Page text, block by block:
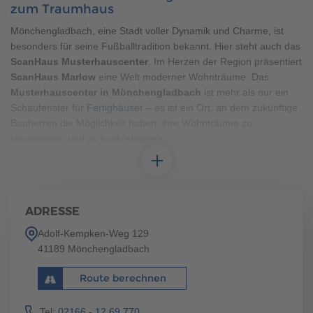
ermöglichen die 156 m² einen erstaunlich großen Wohn-,
Kochbereich.
zum Traumhaus
Mönchengladbach, eine Stadt voller Dynamik und Charme, ist
besonders für seine Fußballtradition bekannt. Hier steht auch das
ScanHaus Musterhauscenter. Im Herzen der Region präsentiert
ScanHaus Marlow eine Welt moderner Wohnträume. Das
Musterhauscenter in Mönchengladbach ist mehr als nur ein
Schaufenster für Fertighäuser – es ist ein Ort, an dem zukünftige
Das Musterhauscenter liegt strategisch günstig und ist leicht
reichen Geschichte und kulturellen Vielfalt, bietet ein lebendiges
Region vereint urbanes Flair mit natürlicher Schönheit, was sie zu
einemperfekten Standort für ein Fertighaus
An diesem Musterhausstandort können Besucher zwei
verschiedene Haustypen erkunden: den
136 WB - VAR. A1
und den1,5-geschossigen SH 156 - VAR. B
ADRESSE
Adolf-Kempken-Weg 129
41189 Mönchengladbach
Route berechnen